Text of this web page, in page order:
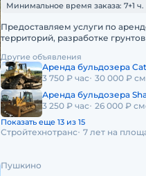
Минимальное время заказа: 7+1 ч.
Предоставляем услуги по
территорий, разработке
Другие объявления
Аренда бульдозера
3 750 ₽ час 30 000 ₽
Аренда бульдозера
3 250 ₽ час 26 000 ₽
Показать еще 13 из 15
Стройтехнотранс 7 лет на
Пушкино